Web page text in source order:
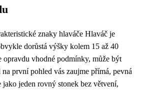
znaky hlaváče Hlaváč je
dorůstá výšky kolem 15 až 40
opravdu vhodné podmínky, může být
první pohled vás zaujme přímá, pevná
jako jeden rovný stonek bez větvení,